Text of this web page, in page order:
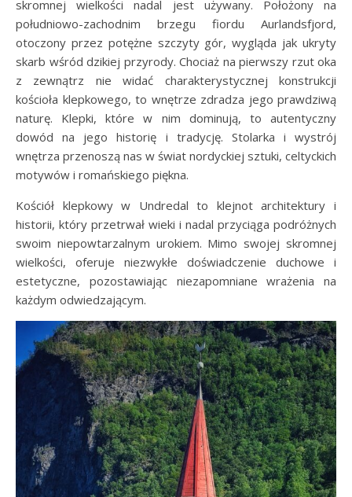
skromnej wielkości nadal jest używany. Położony na
południowo-zachodnim brzegu fiordu Aurlandsfjord,
otoczony przez potężne szczyty gór, wygląda jak ukryty
skarb wśród dzikiej przyrody. Chociaż na pierwszy rzut oka
z zewnątrz nie widać charakterystycznej konstrukcji
kościoła klepkowego, to wnętrze zdradza jego prawdziwą
naturę. Klepki, które w nim dominują, to autentyczny
dowód na jego historię i tradycję. Stolarka i wystrój
wnętrza przenoszą nas w świat nordyckiej sztuki, celtyckich
motywów i romańskiego piękna.
Kościół klepkowy w Undredal to klejnot architektury i
historii, który przetrwał wieki i nadal przyciąga podróżnych
swoim niepowtarzalnym urokiem. Mimo swojej skromnej
wielkości, oferuje niezwykłe doświadczenie duchowe i
estetyczne, pozostawiając niezapomniane wrażenia na
każdym odwiedzającym.